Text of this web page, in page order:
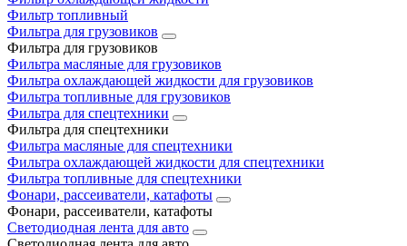
Фильтр топливный
Фильтра для грузовиков
Фильтра для грузовиков
Фильтра масляные для грузовиков
Фильтра охлаждающей жидкости для грузовиков
Фильтра топливные для грузовиков
Фильтра для спецтехники
Фильтра для спецтехники
Фильтра масляные для спецтехники
Фильтра охлаждающей жидкости для спецтехники
Фильтра топливные для спецтехники
Фонари, рассеиватели, катафоты
Фонари, рассеиватели, катафоты
Светодиодная лента для авто